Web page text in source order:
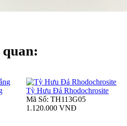
quan:
Tỳ Hưu Đá Rhodochrosite
Mã Số: TH113G05
1.120.000 VNĐ